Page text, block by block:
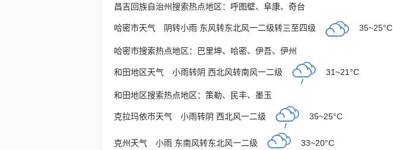
昌吉回族自治州搜索热点地区： 呼图壁、 阜康、 奇台
哈密市天气 阴转小雨 东风转东北风一二级转三至四级 35~25°C
哈密市搜索热点地区： 巴里坤、 哈密、 伊吾、 伊州
和田地区天气 小雨转阴 西北风转南风一二级 31~21°C
和田地区搜索热点地区： 策勒、 民丰、 墨玉
克拉玛依市天气 小雨转阴 西北风一二级 35~25°C
克州天气 小雨 东南风转东北风一二级 33~20°C